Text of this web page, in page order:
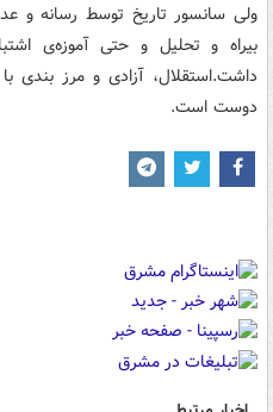
ولی سانسور تاریخ توسط رسانه و
بیراه و تحلیل و حتی آموزه‌ی
داشت.استقلال، آزادی و مرز
دوست است.